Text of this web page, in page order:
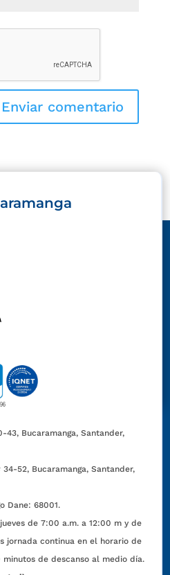
43, Bucaramanga, Santander,
34-52, Bucaramanga, Santander,
Dane: 68001.
de 7:00 a.m. a 12:00 m y de
jornada continua en el horario de
de descanso al medio día.